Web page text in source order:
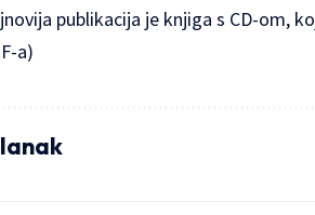
publikacija je knjiga s CD-om,
a)